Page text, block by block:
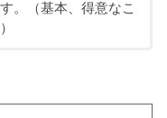
。（基本、得意なこ